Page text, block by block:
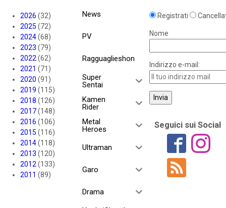
2026 (32)
2025 (72)
2024(68)
2023 (79)
2022 (62)
2021 (71)
2020 (91)
2019 (115)
2018 (126)
2017(148)
2016 (106)
2015 (116)
2014(118)
2013 (120)
2012 (133)
2011 (89)
News
PV
Ragguaglieshon
Super
Sentai
Kamen
Rider
Metal
Heroes
Ultraman
Garo
Drama
Registrati
Nome
Indirizzo e-mail:
Seguici sui Social